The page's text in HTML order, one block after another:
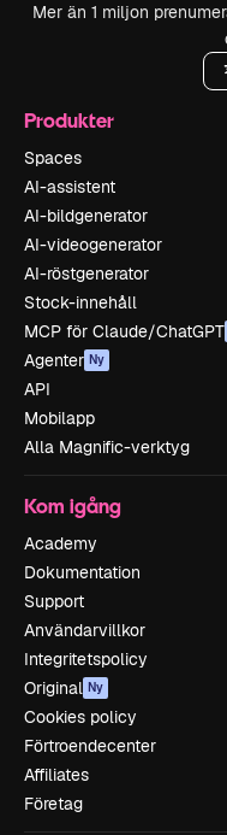
Mer än 1 miljon
Produkter
Spaces
AI-assistent
AI-bildgenerator
AI-videogenerator
AI-röstgenerator
Stock-innehåll
MCP för Claude/ChatGPT
Agenter Ny
API
Mobilapp
Alla Magnific-verktyg
Kom igång
Academy
Dokumentation
Support
Användarvillkor
Integritetspolicy
Original Ny
Cookies policy
Förtroendecenter
Affiliates
Företag